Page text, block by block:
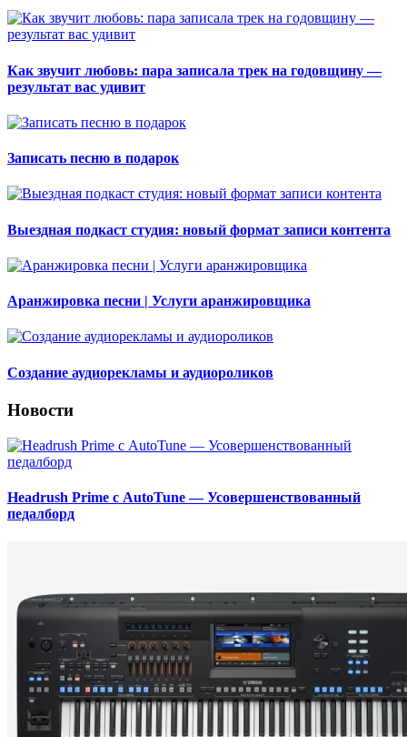
Как звучит любовь: пара записала трек на годовщину —
результат вас удивит
Записать песню в подарок
Выездная подкаст студия: новый формат записи контента
Аранжировка песни | Услуги аранжировщика
Создание аудиорекламы и аудиороликов
Новости
Headrush Prime с AutoTune — Усовершенствованный
педалборд